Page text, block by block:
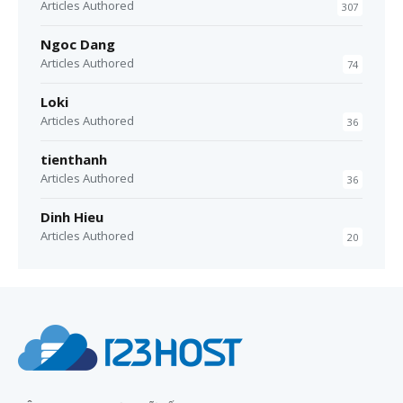
Articles Authored 307
Ngoc Dang
Articles Authored 74
Loki
Articles Authored 36
tienthanh
Articles Authored 36
Dinh Hieu
Articles Authored 20